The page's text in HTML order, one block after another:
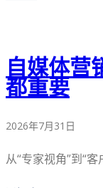
自媒体营
都重要
2026年7月31日
从“专家视角”到“